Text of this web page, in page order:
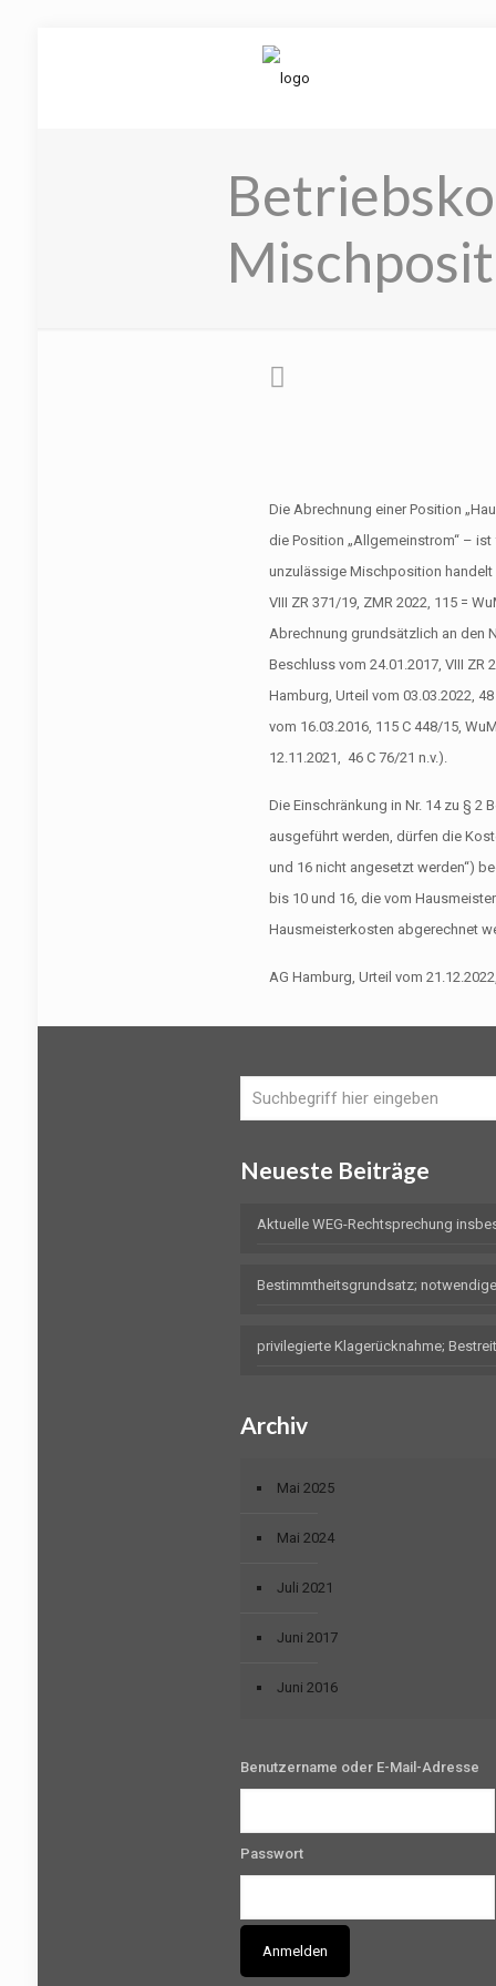
Die Abrechnung einer Position
die Position „Allgemeinstrom“ –
unzulässige Mischposition handelt
VIII ZR 371/19, ZMR 2022, 115 =
Abrechnung grundsätzlich an den
Beschluss vom 24.01.2017, VIII ZR
Hamburg, Urteil vom 03.03.2022,
vom 16.03.2016, 115 C 448/15,
12.11.2021, 46 C 76/21 n.v.).
Die Einschränkung in Nr. 14 zu § 2
ausgeführt werden, dürfen die
und 16 nicht angesetzt werden“)
bis 10 und 16, die vom
Hausmeisterkosten abgerechnet
AG Hamburg, Urteil vom
Neueste Beiträge
Aktuelle WEG-Rechtsprechung
Bestimmtheitsgrundsatz;
privilegierte Klagerücknahme;
Archiv
Mai 2025
Mai 2024
Juli 2021
Juni 2017
Juni 2016
Benutzername oder E-Mail-Adresse
Passwort